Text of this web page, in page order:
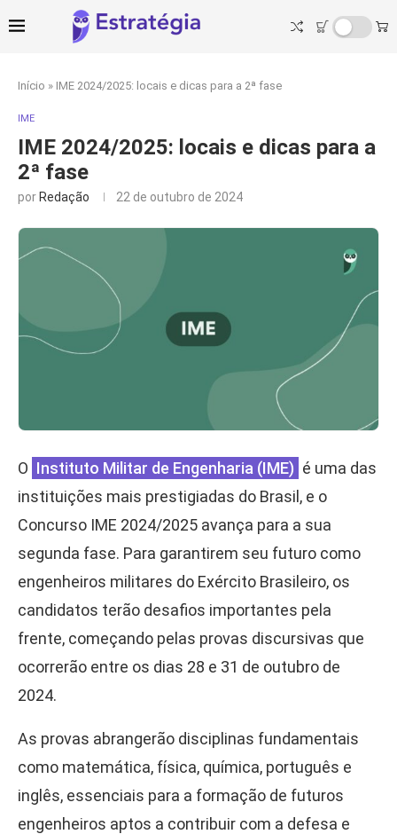
Início » IME 2024/2025: locais e dicas para a 2ª fase
IME
IME 2024/2025: locais e dicas para a
2ª fase
por Redação 22 de outubro de 2024
O Instituto Militar de Engenharia (IME) é uma das
instituições mais prestigiadas do Brasil, e o
Concurso IME 2024/2025 avança para a sua
segunda fase. Para garantirem seu futuro como
engenheiros militares do Exército Brasileiro, os
candidatos terão desafios importantes pela
frente, começando pelas provas discursivas que
ocorrerão entre os dias 28 e 31 de outubro de
2024.
As provas abrangerão disciplinas fundamentais
como matemática, física, química, português e
inglês, essenciais para a formação de futuros
engenheiros aptos a contribuir com a defesa e